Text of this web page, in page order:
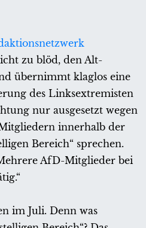
zu blöd, den Alt-
übernimmt klaglos eine
des Linksextremisten
nur ausgesetzt wegen
innerhalb der
Bereich“ sprechen.
AfD-Mitglieder bei
im Juli. Denn was